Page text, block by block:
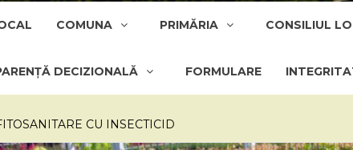
COMUNA PRIMĂRIA CONSILIUL
DECIZIONALĂ FORMULARE
CU INSECTICID